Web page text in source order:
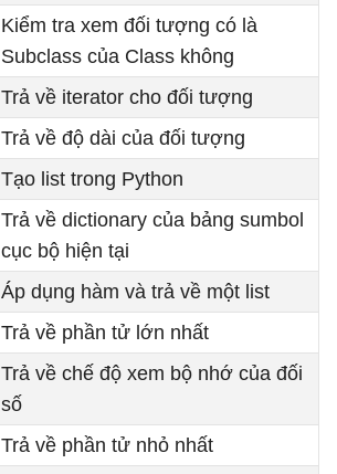
Kiểm tra xem đối tượng có là
Subclass của Class không
Trả về iterator cho đối tượng
Trả về độ dài của đối tượng
Tạo list trong Python
Trả về dictionary của bảng sumbol
cục bộ hiện tại
Áp dụng hàm và trả về một list
Trả về phần tử lớn nhất
Trả về chế độ xem bộ nhớ của đối
số
Trả về phần tử nhỏ nhất